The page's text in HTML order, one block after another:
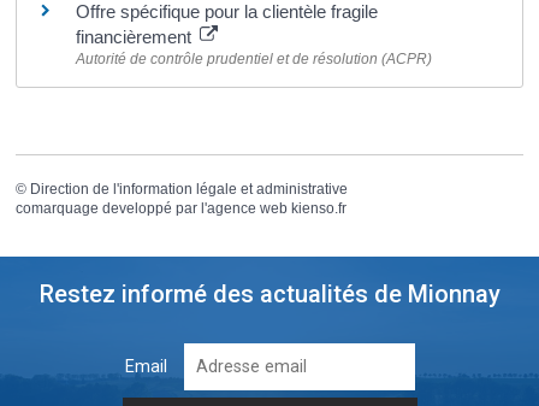
Offre spécifique pour la clientèle fragile
financièrement
Autorité de contrôle prudentiel et de résolution (ACPR)
© Direction de l'information légale et administrative
comarquage developpé par l'agence web kienso.fr
Restez informé des actualités de Mionnay
Email